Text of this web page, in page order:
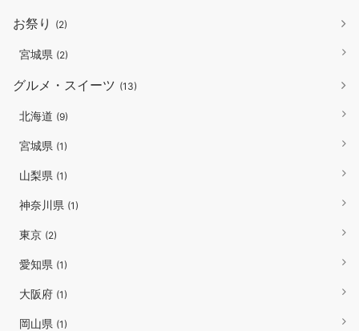
お祭り (2)
宮城県 (2)
グルメ・スイーツ (13)
北海道 (9)
宮城県 (1)
山梨県 (1)
神奈川県 (1)
東京 (2)
愛知県 (1)
大阪府 (1)
岡山県 (1)